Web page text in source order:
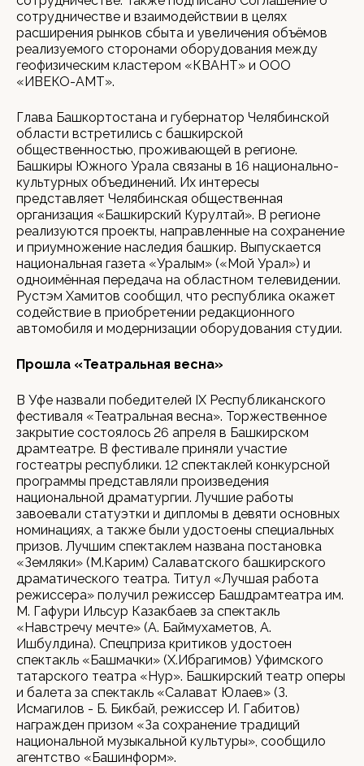
сотрудничестве и взаимодействии в целях
расширения рынков сбыта и увеличения объёмов
реализуемого сторонами оборудования между
геофизическим кластером «КВАНТ» и ООО
«ИВЕКО-АМТ».
Глава Башкортостана и губернатор Челябинской
области встретились с башкирской
общественностью, проживающей в регионе.
Башкиры Южного Урала связаны в 16 национально-
культурных объединений. Их интересы
представляет Челябинская общественная
организация «Башкирский Курултай». В регионе
реализуются проекты, направленные на сохранение
и приумножение наследия башкир. Выпускается
национальная газета «Уралым» («Мой Урал») и
одноимённая передача на областном телевидении.
Рустэм Хамитов сообщил, что республика окажет
содействие в приобретении редакционного
автомобиля и модернизации оборудования студии.
Прошла «Театральная весна»
В Уфе назвали победителей IX Республиканского
фестиваля «Театральная весна». Торжественное
закрытие состоялось 26 апреля в Башкирском
драмтеатре. В фестивале приняли участие
гостеатры республики. 12 спектаклей конкурсной
программы представляли произведения
национальной драматургии. Лучшие работы
завоевали статуэтки и дипломы в девяти основных
номинациях, а также были удостоены специальных
призов. Лучшим спектаклем названа постановка
«Земляки» (М.Карим) Салаватского башкирского
драматического театра. Титул «Лучшая работа
режиссера» получил режиссер Башдрамтеатра им.
М. Гафури Ильсур Казакбаев за спектакль
«Навстречу мечте» (А. Баймухаметов, А.
Ишбулдина). Спецприза критиков удостоен
спектакль «Башмачки» (Х.Ибрагимов) Уфимского
татарского театра «Нур». Башкирский театр оперы
и балета за спектакль «Салават Юлаев» (З.
Исмагилов - Б. Бикбай, режиссер И. Габитов)
награжден призом «За сохранение традиций
национальной музыкальной культуры», сообщило
агентство «Башинформ».